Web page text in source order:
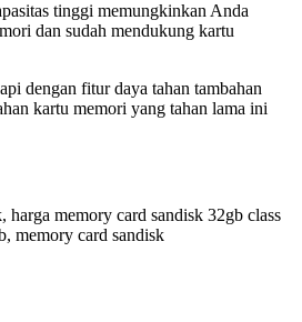
tinggi memungkinkan Anda
dan sudah mendukung kartu
dengan fitur daya tahan tambahan
kartu memori yang tahan lama ini
memory card sandisk 32gb class
memory card sandisk